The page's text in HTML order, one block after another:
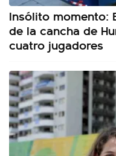
Insólito momento:
de la cancha de
cuatro jugadores